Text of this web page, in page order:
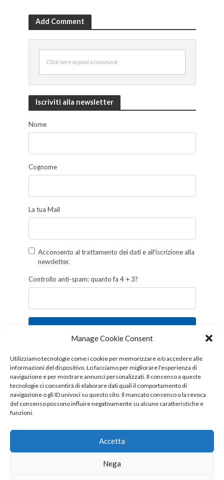
Manage Cookie Consent
Utilizziamo tecnologie come i cookie per memorizzare e/o accedere alle
informazioni del dispositivo. Lo facciamo per migliorare l'esperienza di
navigazione e per mostrare annunci personalizzati. Il consenso a queste
tecnologie ci consentirà di elaborare dati quali il comportamento di
navigazione o gli ID univoci su questo sito. Il mancato consenso o la revoca
del consenso possono influire negativamente su alcune caratteristiche e
funzioni.
Accetta
Nega
Add Comment
Click here to post a comment
Iscriviti alla newsletter
Nome
Cognome
La tua Mail
Acconsento al trattamento dei dati e all'iscrizione alla
newsletter.
Controllo anti-spam: quanto fa 4 + 3?
Iscriviti
Follow us!